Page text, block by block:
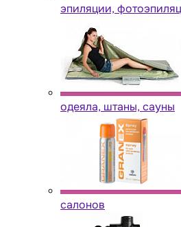
эпиляции,
одеяла, штаны, сауны
салонов